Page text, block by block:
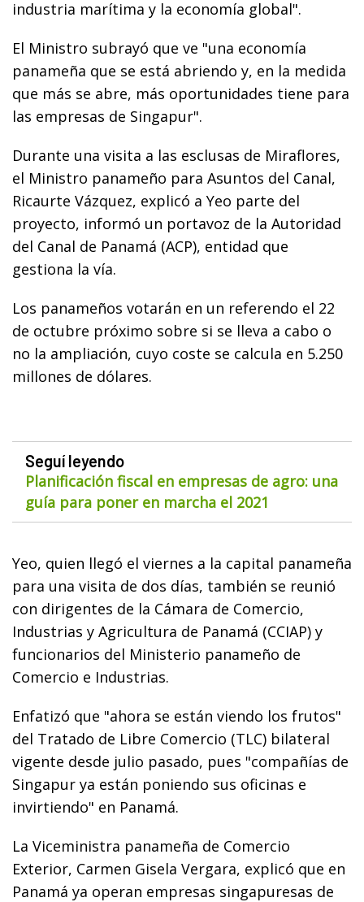
industria marítima y la economía global".
El Ministro subrayó que ve "una economía
panameña que se está abriendo y, en la medida
que más se abre, más oportunidades tiene para
las empresas de Singapur".
Durante una visita a las esclusas de Miraflores,
el Ministro panameño para Asuntos del Canal,
Ricaurte Vázquez, explicó a Yeo parte del
proyecto, informó un portavoz de la Autoridad
del Canal de Panamá (ACP), entidad que
gestiona la vía.
Los panameños votarán en un referendo el 22
de octubre próximo sobre si se lleva a cabo o
no la ampliación, cuyo coste se calcula en 5.250
millones de dólares.
Seguí leyendo
Planificación fiscal en empresas de agro: una
guía para poner en marcha el 2021
Yeo, quien llegó el viernes a la capital panameña
para una visita de dos días, también se reunió
con dirigentes de la Cámara de Comercio,
Industrias y Agricultura de Panamá (CCIAP) y
funcionarios del Ministerio panameño de
Comercio e Industrias.
Enfatizó que "ahora se están viendo los frutos"
del Tratado de Libre Comercio (TLC) bilateral
vigente desde julio pasado, pues "compañías de
Singapur ya están poniendo sus oficinas e
invirtiendo" en Panamá.
La Viceministra panameña de Comercio
Exterior, Carmen Gisela Vergara, explicó que en
Panamá ya operan empresas singapuresas de